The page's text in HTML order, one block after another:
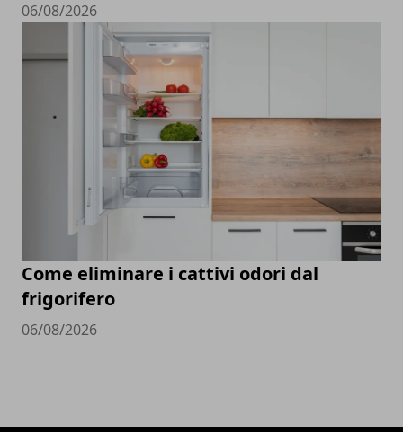
06/08/2026
Come eliminare i cattivi odori dal
frigorifero
06/08/2026